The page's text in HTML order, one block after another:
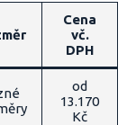
Cena
vč.
DPH
od
13.170
Kč